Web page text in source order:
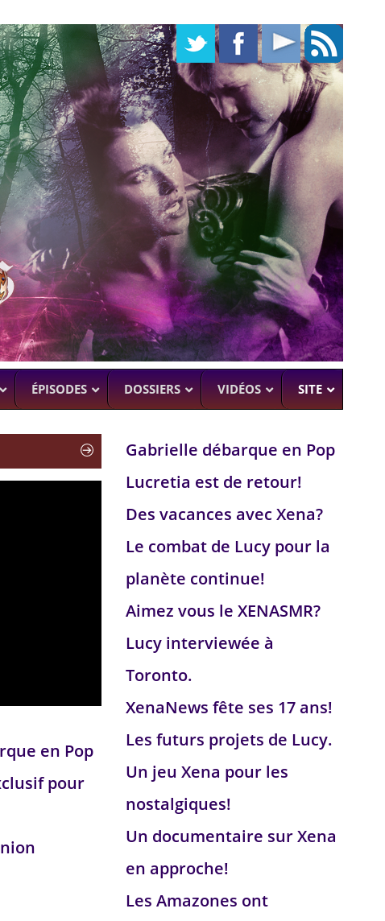
–
ÉPISODES DOSSIERS VIDÉOS SITE
en Pop
pour
Gabrielle débarque en Pop
Lucretia est de retour!
Des vacances avec Xena?
Le combat de Lucy pour la
planète continue!
Aimez vous le XENASMR?
Lucy interviewée à
Toronto.
XenaNews fête ses 17 ans!
Les futurs projets de Lucy.
Un jeu Xena pour les
nostalgiques!
Un documentaire sur Xena
en approche!
Les Amazones ont